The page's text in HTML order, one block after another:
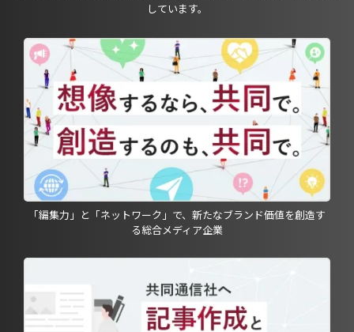
しています。
「編集力」と「ネットワーク」で、新たなブランド価値を創造す
る総合メディア企業